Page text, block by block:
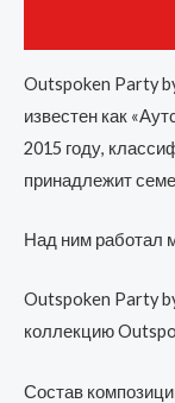
Outspoken Party
известен как
2015 году,
принадлежит
Над ним работал
Outspoken Party
коллекцию
Состав